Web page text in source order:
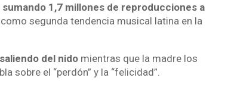
1,7 millones de reproducciones a
segunda tendencia musical latina en la
del nidomientras que la madre los
sobre el “perdón” y la “felicidad”.